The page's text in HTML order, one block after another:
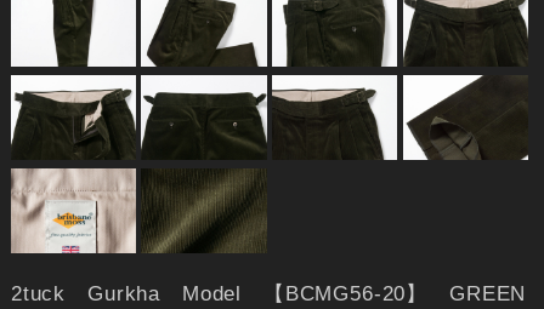
2tuck Gurkha Model 【BCMG56-20】 GREEN